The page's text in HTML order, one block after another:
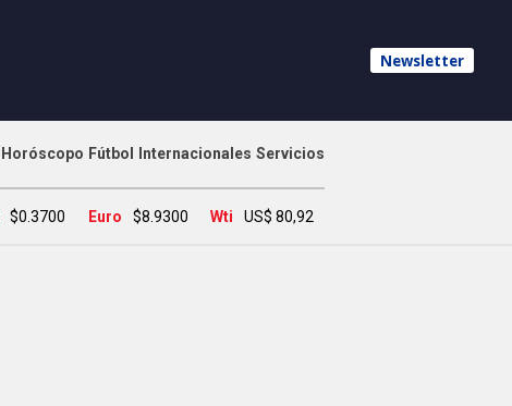
Newsletter
Horóscopo Fútbol Internacionales Servicios
$0.3700 Euro $8.9300 Wti US$ 80,92